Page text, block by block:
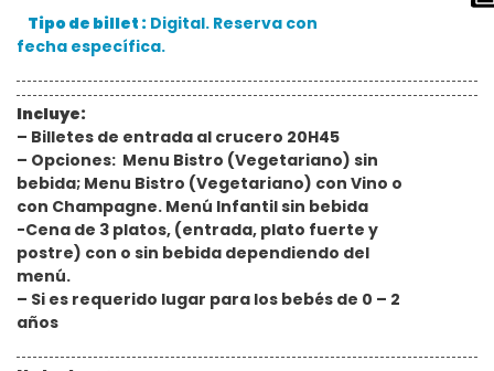
Tipo de billet : Digital. Reserva con
fecha específica.
Incluye:
– Billetes de entrada al crucero 20H45
– Opciones: Menu Bistro (Vegetariano) sin
bebida; Menu Bistro (Vegetariano) con Vino o
con Champagne. Menú Infantil sin bebida
-Cena de 3 platos, (entrada, plato fuerte y
postre) con o sin bebida dependiendo del
menú.
– Si es requerido lugar para los bebés de 0 – 2
años